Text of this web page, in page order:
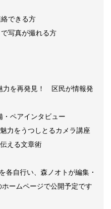
できる方
写真が撮れる方
を再発見！ 区民が情報発
ペアインタビュー
力をうつしとるカメラ講座
える文章術
各自行い、森ノオトが編集・
ームページで公開予定です